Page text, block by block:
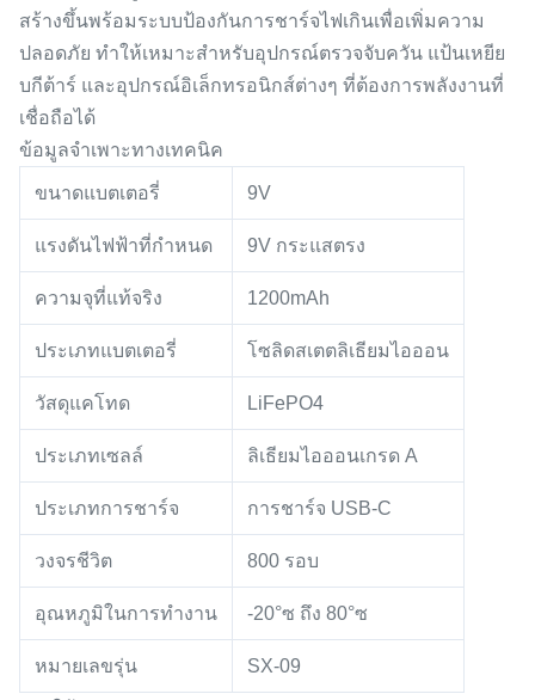
สร้างขึ้นพร้อมระบบป้องกันการชาร์จไฟเกินเพื่อเพิ่มความ
ปลอดภัย ทำให้เหมาะสำหรับอุปกรณ์ตรวจจับควัน แป้นเหยีย
บกีต้าร์ และอุปกรณ์อิเล็กทรอนิกส์ต่างๆ ที่ต้องการพลังงานที่
เชื่อถือได้
ข้อมูลจำเพาะทางเทคนิค
ขนาดแบตเตอรี่ 9V
แรงดันไฟฟ้าที่กำหนด 9V กระแสตรง
ความจุที่แท้จริง 1200mAh
ประเภทแบตเตอรี่ โซลิดสเตตลิเธียมไอออน
วัสดุแคโทด LiFePO4
ประเภทเซลล์ ลิเธียมไอออนเกรด A
ประเภทการชาร์จ การชาร์จ USB-C
วงจรชีวิต 800 รอบ
อุณหภูมิในการทำงาน -20°ซ ถึง 80°ซ
หมายเลขรุ่น SX-09